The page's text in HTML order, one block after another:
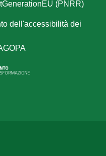
(PNRR)
dell'accessibilità dei